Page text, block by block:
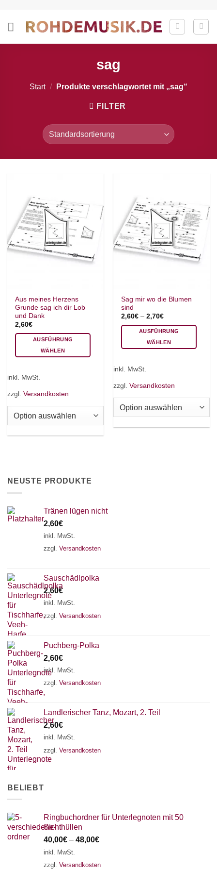
springen
sag
Start / Produkte verschlagwortet mit „sag“
FILTER
Aus meines Herzens
Grunde sag ich dir Lob
und Dank
2,60€
AUSFÜHRUNG
WÄHLEN
mehrere
auf.
gewählt
werden
inkl. MwSt.
zzgl. Versandkosten
Sag mir wo die Blumen
sind
2,60€ –2,70€
AUSFÜHRUNG
WÄHLEN
mehrere
auf.
inkl. MwSt.
zzgl. Versandkosten
NEUSTE PRODUKTE
Tränen lügen nicht
2,60€
inkl. MwSt.
zzgl. Versandkosten
Sauschädlpolka
2,60€
inkl. MwSt.
zzgl. Versandkosten
Puchberg-Polka
2,60€
inkl. MwSt.
zzgl. Versandkosten
Landlerischer Tanz, Mozart, 2. Teil
2,60€
inkl. MwSt.
zzgl. Versandkosten
BELIEBT
Ringbuchordner für Unterlegnoten mit 50
Sichthüllen
40,00€ – 48,00€
inkl. MwSt.
zzgl. Versandkosten
Chat Support
18 SAITEN
AKKORDZITHER